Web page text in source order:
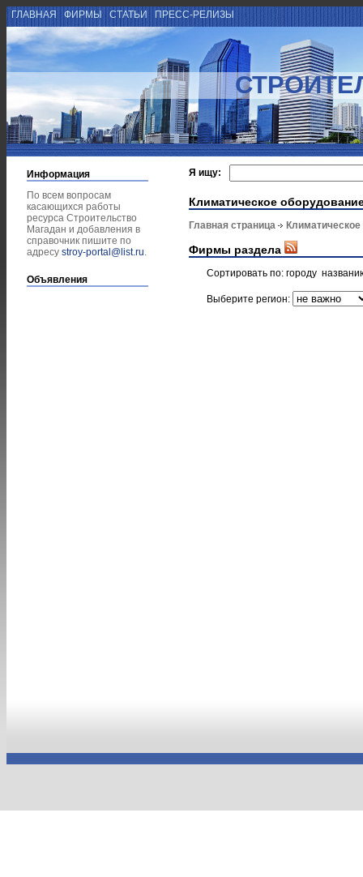
ГЛАВНАЯ ФИРМЫ СТАТЬИ ПРЕСС-РЕЛИЗЫ
Информация
По всем вопросам
касающихся работы
ресурса Строительство
Магадан и добавления в
справочник пишите по
адресу stroy-portal@list.ru.
Объявления
Я ищу:
Климатическое
Главная страница
Фирмы раздела
Сортировать по: городу
Выберите регион: